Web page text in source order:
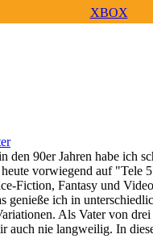
XBOX
den 90er Jahren habe ich
vorwiegend auf "Tele
Fiction, Fantasy und
genieße ich in
Als Vater von
auch nie langweilig. In